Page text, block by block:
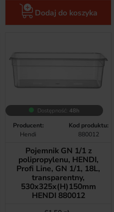
Dodaj do koszyka
Dostępność: 48h
Producent:
Hendi
Kod produktu:
880012
Pojemnik GN 1/1 z
polipropylenu, HENDI,
Profi Line, GN 1/1, 18L,
transparentny,
530x325x(H)150mm
HENDI 880012